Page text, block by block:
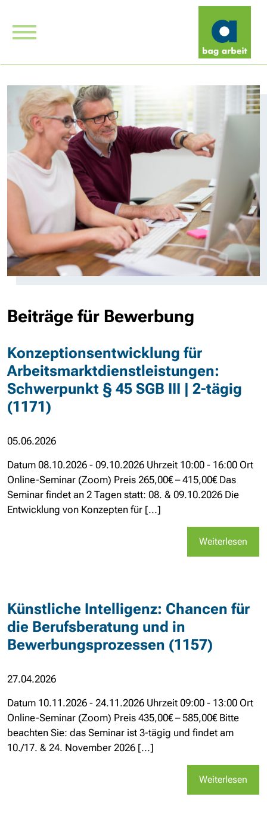
Beiträge für Bewerbung
Konzeptionsentwicklung für
Arbeitsmarktdienstleistungen:
Schwerpunkt § 45 SGB III | 2-tägig
(1171)
05.06.2026
Datum 08.10.2026 - 09.10.2026 Uhrzeit 10:00 - 16:00 Ort
Online-Seminar (Zoom) Preis 265,00€ – 415,00€ Das
Seminar findet an 2 Tagen statt: 08. & 09.10.2026 Die
Entwicklung von Konzepten für [...]
Weiterlesen
Künstliche Intelligenz: Chancen für
die Berufsberatung und in
Bewerbungsprozessen (1157)
27.04.2026
Datum 10.11.2026 - 24.11.2026 Uhrzeit 09:00 - 13:00 Ort
Online-Seminar (Zoom) Preis 435,00€ – 585,00€ Bitte
beachten Sie: das Seminar ist 3-tägig und findet am
10./17. & 24. November 2026 [...]
Weiterlesen